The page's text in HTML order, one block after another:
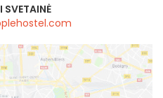
SVETAINĖ